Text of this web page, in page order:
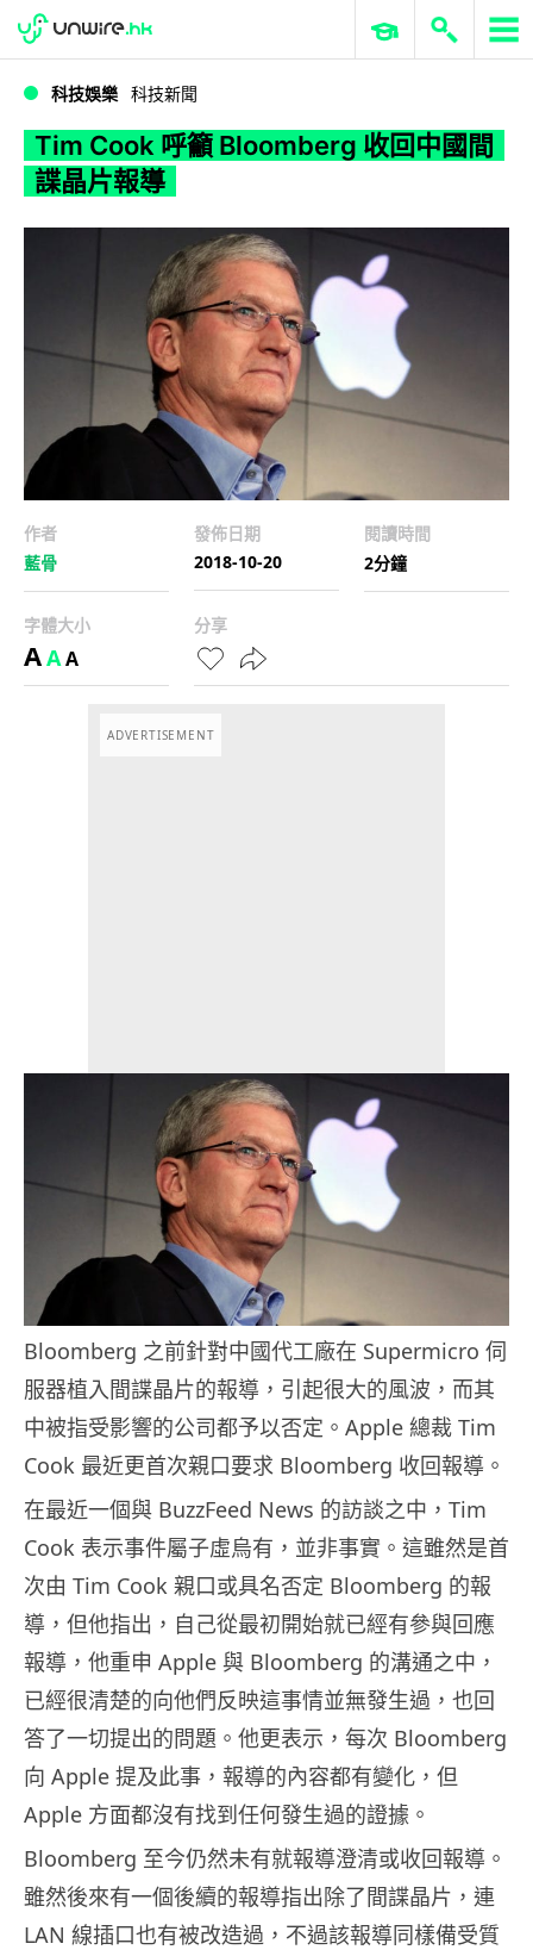
WWDC 2026 ERP 與商業 AI
科技娛樂 科技新聞
Tim Cook 呼籲 Bloomberg 收回中國間
諜晶片報導
作者
藍骨
發佈日期
2018-10-20
閱讀時間
2分鐘
字體大小
AAA
分享
ADVERTISEMENT
Bloomberg 之前針對中國代工廠在 Supermicro 伺
服器植入間諜晶片的報導，引起很大的風波，而其
中被指受影響的公司都予以否定。Apple 總裁 Tim
Cook 最近更首次親口要求 Bloomberg 收回報導。
在最近一個與 BuzzFeed News 的訪談之中，Tim
Cook 表示事件屬子虛烏有，並非事實。這雖然是首
次由 Tim Cook 親口或具名否定 Bloomberg 的報
導，但他指出，自己從最初開始就已經有參與回應
報導，他重申 Apple 與 Bloomberg 的溝通之中，
已經很清楚的向他們反映這事情並無發生過，也回
答了一切提出的問題。他更表示，每次 Bloomberg
向 Apple 提及此事，報導的內容都有變化，但
Apple 方面都沒有找到任何發生過的證據。
Bloomberg 至今仍然未有就報導澄清或收回報導。
雖然後來有一個後續的報導指出除了間諜晶片，連
LAN 線插口也有被改造過，不過該報導同樣備受質